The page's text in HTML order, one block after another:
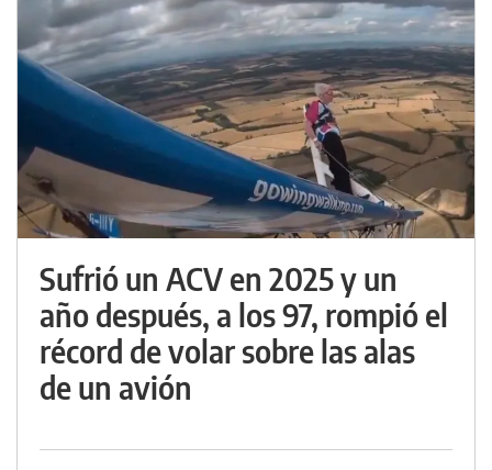
Sufrió un ACV en 2025 y un
año después, a los 97, rompió el
récord de volar sobre las alas
de un avión